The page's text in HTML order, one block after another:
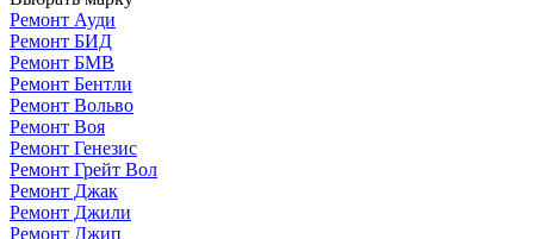
Ремонт Ауди
Ремонт БИД
Ремонт БМВ
Ремонт Бентли
Ремонт Вольво
Ремонт Воя
Ремонт Генезис
Ремонт Грейт Вол
Ремонт Джак
Ремонт Джили
Ремонт Джип